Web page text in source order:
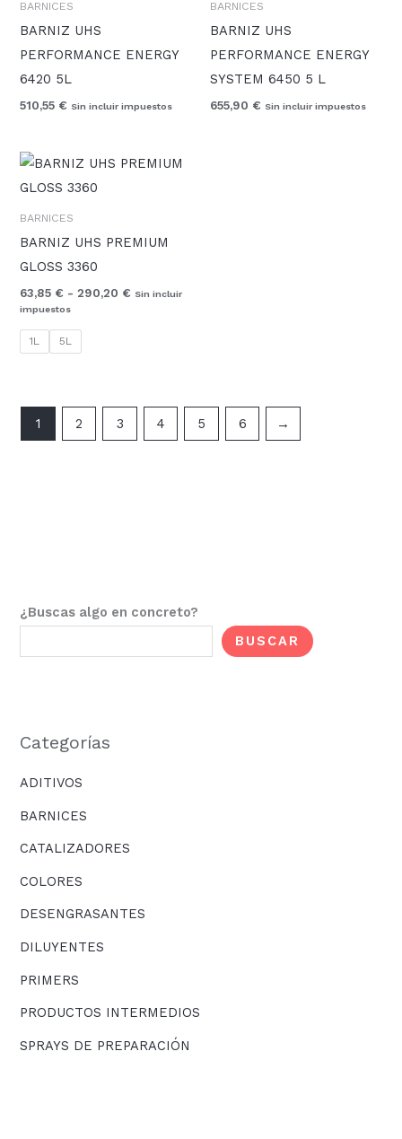
¿Buscas algo en concreto?
BUSCAR
Categorías
ADITIVOS
BARNICES
CATALIZADORES
COLORES
DESENGRASANTES
DILUYENTES
PRIMERS
PRODUCTOS INTERMEDIOS
SPRAYS DE PREPARACIÓN
BARNICES
BARNIZ UHS
PERFORMANCE ENERGY
6420 5L
510,55 € Sin incluir impuestos
BARNICES
BARNIZ UHS
PERFORMANCE ENERGY
SYSTEM 6450 5 L
655,90 € Sin incluir impuestos
BARNICES
BARNIZ UHS PREMIUM
GLOSS 3360
63,85 € - 290,20 €
Rango
hasta
290,20 €
Sin incluir
impuestos
1L 5L
1 2 3 4 5 6 →